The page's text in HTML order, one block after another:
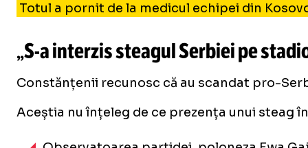
Totul a pornit de la medicul echipei din
„S-ainterzis steagul Serbiei pe
Constănțenii recunosc că au scandat pro-
Aceștia nu înțeleg de ce prezența unui steag